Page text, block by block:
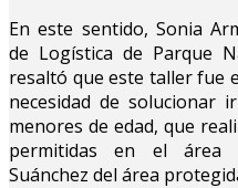
En este sentido, Sonia
de Logística de Parque
resaltó que este taller fue
necesidad de solucionar
menores de edad, que
permitidas en el área
Suánchez del área